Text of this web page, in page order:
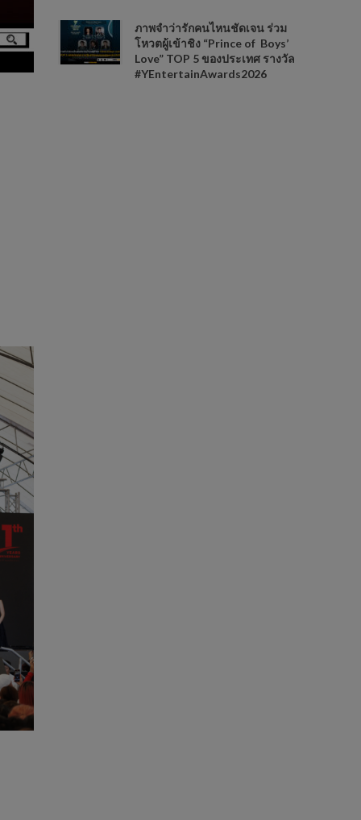
ภาพจำว่ารักคนไหนชัดเจน ร่วม
โหวตผู้เข้าชิง “Prince of Boys’
Love” TOP 5 ของประเทศ รางวัล
#YEntertainAwards2026